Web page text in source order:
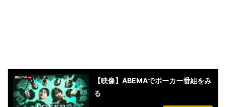
【映像】ABEMAでポーカー番組をみ
る